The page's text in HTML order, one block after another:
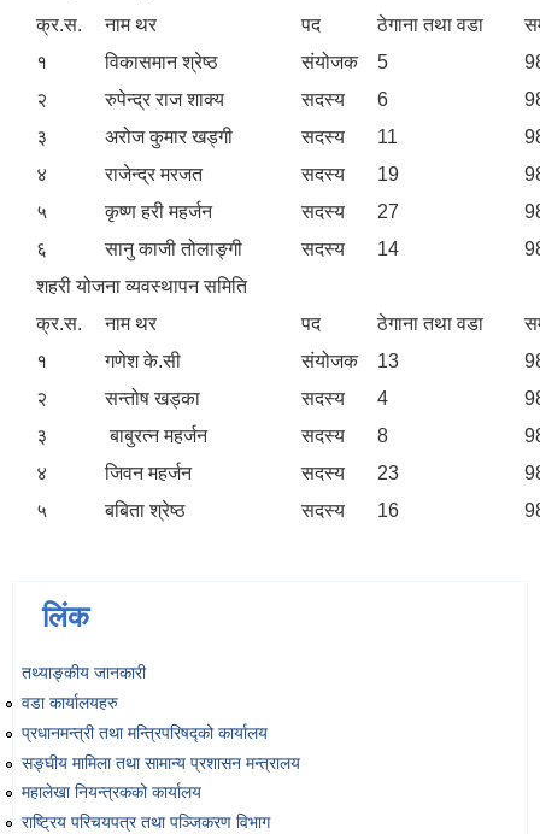
क्र.स.
नाम थर पद ठेगाना तथा वडा
१
विकासमान श्रेष्ठ संयोजक 5
२
रुपेन्द्र राज शाक्य सदस्य 6
३
अरोज कुमार खड्गी सदस्य 11
४
राजेन्द्र मरजत सदस्य 19
५
कृष्ण हरी महर्जन सदस्य 27
६
सानु काजी तोलाङ्गी सदस्य 14
शहरी योजना व्यवस्थापन समिति
क्र.स.
नाम थर पद ठेगाना तथा वडा
१
गणेश के.सी संयोजक 13
२
सन्तोष खड्का सदस्य 4
३
बाबुरत्न महर्जन सदस्य 8
४
जिवन महर्जन सदस्य 23
५
बबिता श्रेष्ठ सदस्य 16
लिंक
तथ्याङ्‍कीय जानकारी
वडा कार्यालयहरु
प्रधानमन्त्री तथा मन्त्रिपरिषद्को कार्यालय
सङ्‍घीय मामिला तथा सामान्य प्रशासन मन्त्रालय
महालेखा नियन्त्रकको कार्यालय
राष्ट्रिय परिचयपत्र तथा पञ्‍जिकरण विभाग